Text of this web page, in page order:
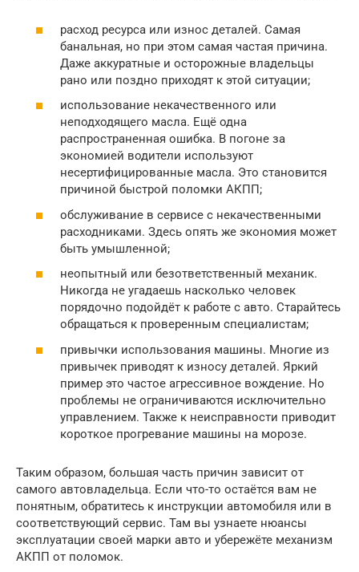
расход ресурса или износ деталей. Самая
банальная, но при этом самая частая причина.
Даже аккуратные и осторожные владельцы
рано или поздно приходят к этой ситуации;
использование некачественного или
неподходящего масла. Ещё одна
распространенная ошибка. В погоне за
экономией водители используют
несертифицированные масла. Это становится
причиной быстрой поломки АКПП;
обслуживание в сервисе с некачественными
расходниками. Здесь опять же экономия может
быть умышленной;
неопытный или безответственный механик.
Никогда не угадаешь насколько человек
порядочно подойдёт к работе с авто. Старайтесь
обращаться к проверенным специалистам;
привычки использования машины. Многие из
привычек приводят к износу деталей. Яркий
пример это частое агрессивное вождение. Но
проблемы не ограничиваются исключительно
управлением. Также к неисправности приводит
короткое прогревание машины на морозе.
Таким образом, большая часть причин зависит от
самого автовладельца. Если что-то остаётся вам не
понятным, обратитесь к инструкции автомобиля или в
соответствующий сервис. Там вы узнаете нюансы
эксплуатации своей марки авто и убережёте механизм
АКПП от поломок.